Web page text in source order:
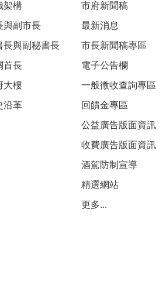
架構
與副市長
長與副秘書長
首長
大樓
沿革
市府新聞稿
最新消息
市長新聞稿專區
電子公告欄
一般徵收查詢專區
回饋金專區
公益廣告版面資訊
收費廣告版面資訊
酒駕防制宣導
精選網站
更多...